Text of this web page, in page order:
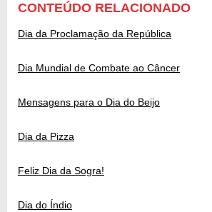
CONTEÚDO RELACIONADO
Dia da Proclamação da República
Dia Mundial de Combate ao Câncer
Mensagens para o Dia do Beijo
Dia da Pizza
Feliz Dia da Sogra!
Dia do Índio